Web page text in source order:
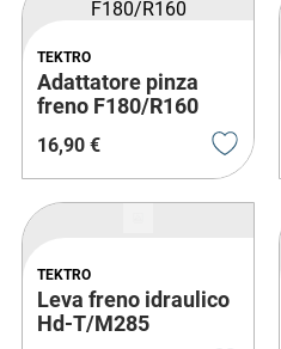
TEKTRO
Adattatore pinza
freno F180/R160
16,90 €
TEKTRO
Leva freno idraulico
Hd-T/M285